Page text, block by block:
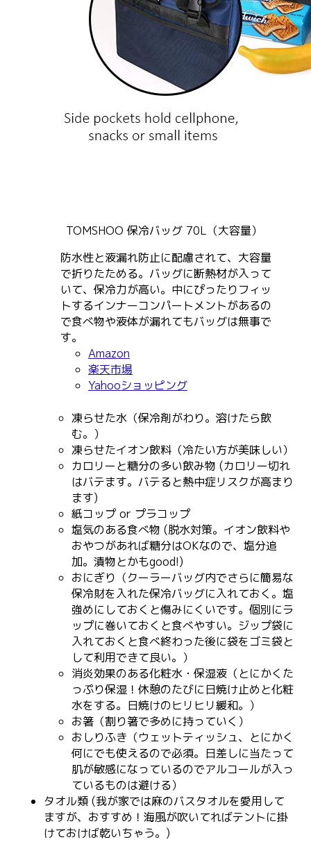
TOMSHOO 保冷バッグ 70L（大容量）
防水性と液漏れ防止に配慮されて、大容量
で折りたためる。バッグに断熱材が入って
いて、保冷力が高い。中にぴったりフィッ
トするインナーコンパートメントがあるの
で食べ物や液体が漏れてもバッグは無事で
す。
Amazon
楽天市場
Yahooショッピング
凍らせた水（保冷剤がわり。溶けたら飲
む。）
凍らせたイオン飲料（冷たい方が美味しい）
カロリーと糖分の多い飲み物 (カロリー切れ
はバテます。バテると熱中症リスクが高まり
ます)
紙コップ or プラコップ
塩気のある食べ物 (脱水対策。イオン飲料や
おやつがあれば糖分はOKなので、塩分追
加。漬物とかもgood!)
おにぎり（クーラーバッグ内でさらに簡易な
保冷財を入れた保冷バッグに入れておく。塩
強めにしておくと傷みにくいです。個別にラ
ップに巻いておくと食べやすい。ジップ袋に
入れておくと食べ終わった後に袋をゴミ袋と
して利用できて良い。）
消炎効果のある化粧水・保湿液（とにかくた
っぷり保湿！休憩のたびに日焼け止めと化粧
水をする。日焼けのヒリヒリ緩和。）
お箸（割り箸で多めに持っていく）
おしりふき（ウェットティッシュ、とにかく
何にでも使えるので必須。日差しに当たって
肌が敏感になっているのでアルコールが入っ
ているものは避ける）
タオル類 (我が家では麻のバスタオルを愛用して
ますが、おすすめ！海風が吹いてればテントに掛
けておけば乾いちゃう。)